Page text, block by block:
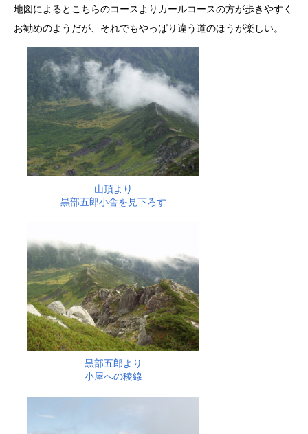
地図によるとこちらのコースよりカールコースの方が歩きやすく
お勧めのようだが、それでもやっぱり違う道のほうが楽しい。
山頂より
黒部五郎小舎を見下ろす
黒部五郎より
小屋への稜線